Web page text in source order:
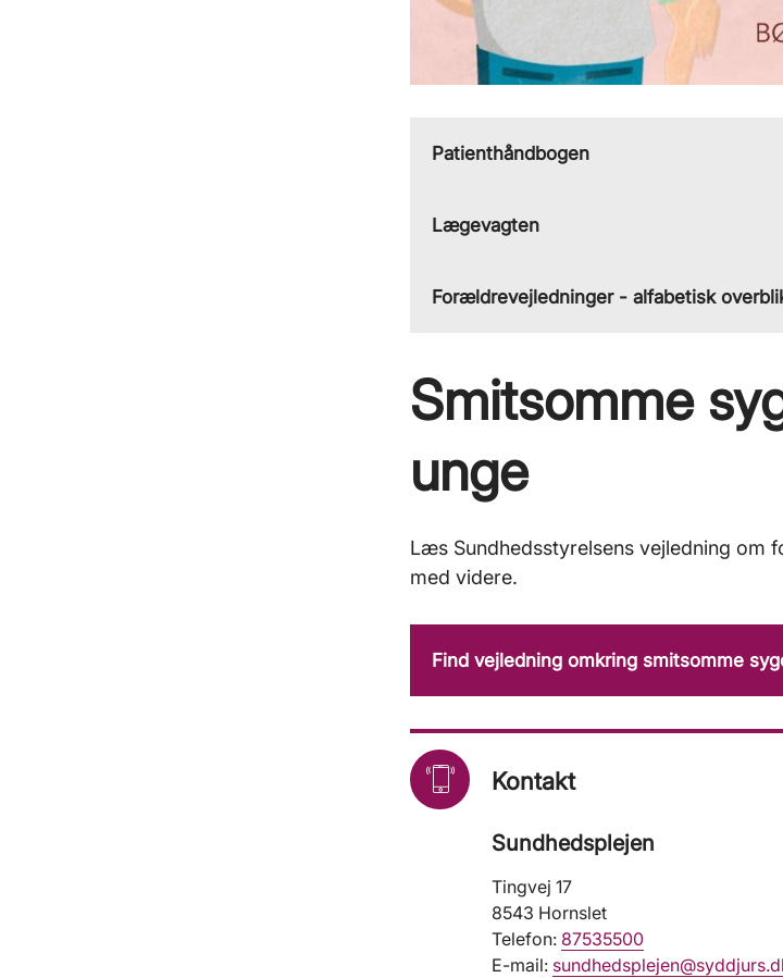
Patienthåndbogen
Lægevagten
Forældrevejledninger - alfabetisk
Smitsomme
unge
Læs Sundhedsstyrelsens vejledning om
med videre.
Find vejledning omkring smitsomme
Kontakt
Sundhedsplejen
Tingvej 17
8543 Hornslet
Telefon: 87535500
E-mail: